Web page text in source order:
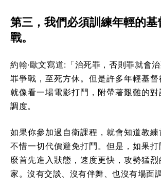
第三，我們必須訓練年輕的基
戰。
約翰·歐文寫道:「治死罪，否則罪就會
罪爭戰，至死方休。但是許多年輕基
就像看一場電影打鬥，附帶著艱難的
調度。
如果你參加過自衛課程，就會知道教
不惜一切代價避免打鬥。但是，如果
麼首先進入狀態，速度更快，攻勢猛
家。沒有交談、沒有伴舞、也沒有場面調